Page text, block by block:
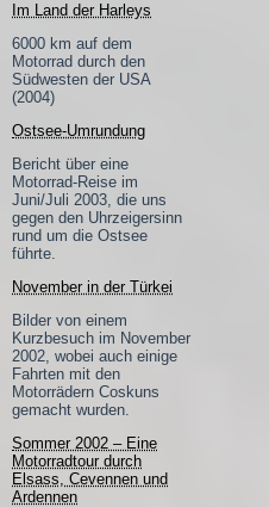
Im Land der Harleys
6000 km auf dem
Motorrad durch den
Südwesten der USA
(2004)
Ostsee-Umrundung
Bericht über eine
Motorrad-Reise im
Juni/Juli 2003, die uns
gegen den Uhrzeigersinn
rund um die Ostsee
führte.
November in der Türkei
Bilder von einem
Kurzbesuch im November
2002, wobei auch einige
Fahrten mit den
Motorrädern Coskuns
gemacht wurden.
Sommer 2002 – Eine
Motorradtour durch
Elsass, Cevennen und
Ardennen